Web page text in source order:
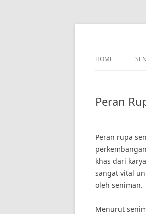
Skip
HOME
Peran
Peran rupa
khas dari
sangat vital
oleh seniman.
Menurut